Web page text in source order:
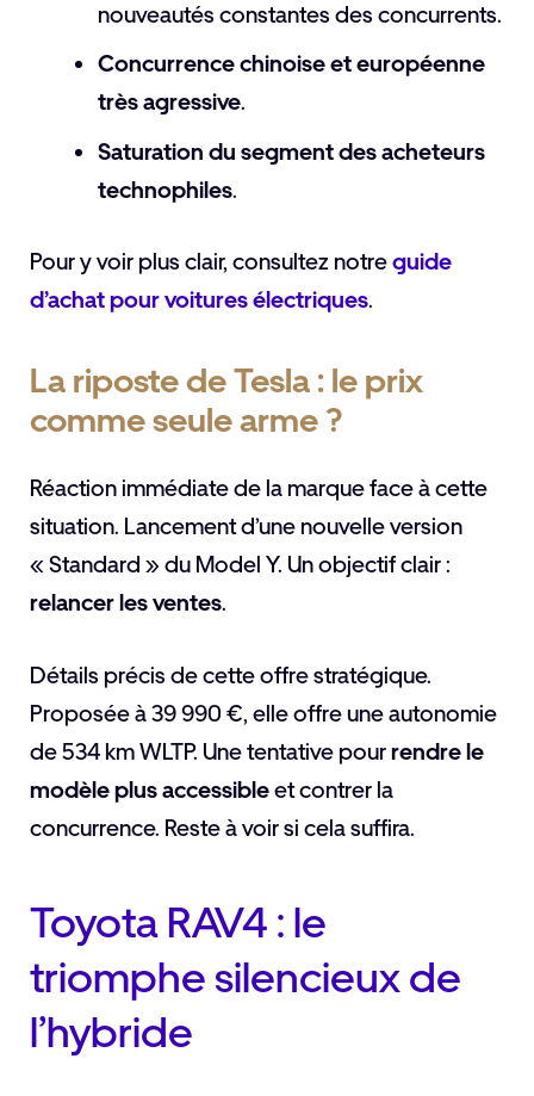
nouveautés constantes des concurrents.
Concurrence chinoise et européenne
très agressive.
Saturation du segment des acheteurs
technophiles.
Pour y voir plus clair, consultez notreguide
d’achat pour voitures électriques.
La riposte de Tesla : le prix
comme seule arme ?
Réaction immédiate de la marque face à cette
situation. Lancement d’une nouvelle version
« Standard » du Model Y. Un objectif clair :
relancer les ventes.
Détails précis de cette offre stratégique.
Proposée à 39 990 €, elle offre une autonomie
de 534 km WLTP. Une tentative pourrendre le
modèle plus accessibleet contrer la
concurrence. Reste à voir si cela suffira.
Toyota RAV4 : le
triomphe silencieux de
l’hybride